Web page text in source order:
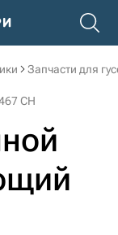
Запчасти для
CH